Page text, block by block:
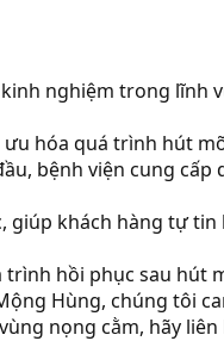
nghiệm trong lĩnh
hóa quá trình hút
bệnh viện cung
giúp khách hàng tự
hồi phục sau hút
Hùng, chúng tôi
nọng cằm, hãy